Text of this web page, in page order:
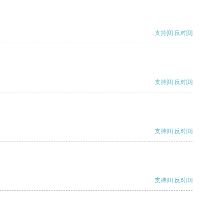
支持[0] 反对[0]
支持[0] 反对[0]
支持[0] 反对[0]
支持[0] 反对[0]